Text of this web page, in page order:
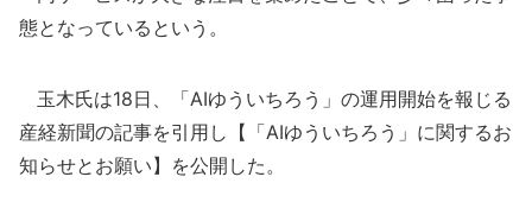
態となっているという。
玉木氏は18日、「AIゆういちろう」の運用開始を報じる
産経新聞の記事を引用し【「AIゆういちろう」に関するお
知らせとお願い】を公開した。